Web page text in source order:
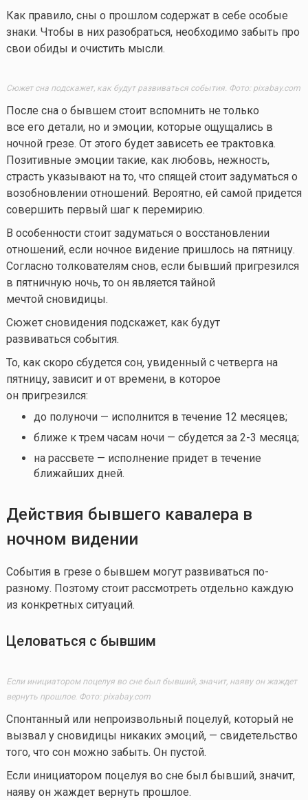
Как правило, сны о прошлом содержат в себе особые
знаки. Чтобы в них разобраться, необходимо забыть про
свои обиды и очистить мысли.
Сюжет сна подскажет, как будут развиваться события. Фото: pixabay.com
После сна о бывшем стоит вспомнить не только
все его детали, но и эмоции, которые ощущались в
ночной грезе. От этого будет зависеть ее трактовка.
Позитивные эмоции такие, как любовь, нежность,
страсть указывают на то, что спящей стоит задуматься о
возобновлении отношений. Вероятно, ей самой придется
совершить первый шаг к перемирию.
В особенности стоит задуматься о восстановлении
отношений, если ночное видение пришлось на пятницу.
Согласно толкователям снов, если бывший пригрезился
в пятничную ночь, то он является тайной
мечтой сновидицы.
Сюжет сновидения подскажет, как будут
развиваться события.
То, как скоро сбудется сон, увиденный с четверга на
пятницу, зависит и от времени, в которое
он пригрезился:
до полуночи — исполнится в течение 12 месяцев;
ближе к трем часам ночи — сбудется за 2-3 месяца;
на рассвете — исполнение придет в течение
ближайших дней.
Действия бывшего кавалера в
ночном видении
События в грезе о бывшем могут развиваться по-
разному. Поэтому стоит рассмотреть отдельно каждую
из конкретных ситуаций.
Целоваться с бывшим
Если инициатором поцелуя во сне был бывший, значит, наяву он жаждет
вернуть прошлое. Фото: pixabay.com
Спонтанный или непроизвольный поцелуй, который не
вызвал у сновидицы никаких эмоций, — свидетельство
того, что сон можно забыть. Он пустой.
Если инициатором поцелуя во сне был бывший, значит,
наяву он жаждет вернуть прошлое.